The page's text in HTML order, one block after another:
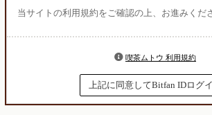
当サイトの利用規約をご確認の上、お進みくだ
喫茶ムトウ 利用規約
上記に同意してBitfan IDログ